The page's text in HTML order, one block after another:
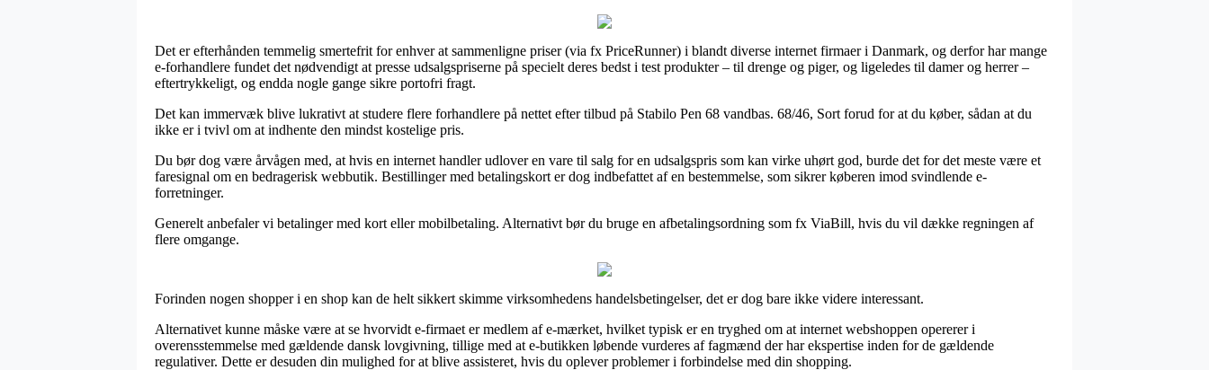
Det er efterhånden temmelig smertefrit for enhver at sammenligne priser (via fx PriceRunner) i blandt diverse internet firmaer i Danmark, og derfor har mange
e-forhandlere fundet det nødvendigt at presse udsalgspriserne på specielt deres bedst i test produkter – til drenge og piger, og ligeledes til damer og herrer –
eftertrykkeligt, og endda nogle gange sikre portofri fragt.
Det kan immervæk blive lukrativt at studere flere forhandlere på nettet efter tilbud på Stabilo Pen 68 vandbas. 68/46, Sort forud for at du køber, sådan at du
ikke er i tvivl om at indhente den mindst kostelige pris.
Du bør dog være årvågen med, at hvis en internet handler udlover en vare til salg for en udsalgspris som kan virke uhørt god, burde det for det meste være et
faresignal om en bedragerisk webbutik. Bestillinger med betalingskort er dog indbefattet af en bestemmelse, som sikrer køberen imod svindlende e-
forretninger.
Generelt anbefaler vi betalinger med kort eller mobilbetaling. Alternativt bør du bruge en afbetalingsordning som fx ViaBill, hvis du vil dække regningen af
flere omgange.
Forinden nogen shopper i en shop kan de helt sikkert skimme virksomhedens handelsbetingelser, det er dog bare ikke videre interessant.
Alternativet kunne måske være at se hvorvidt e-firmaet er medlem af e-mærket, hvilket typisk er en tryghed om at internet webshoppen opererer i
overensstemmelse med gældende dansk lovgivning, tillige med at e-butikken løbende vurderes af fagmænd der har ekspertise inden for de gældende
regulativer. Dette er desuden din mulighed for at blive assisteret, hvis du oplever problemer i forbindelse med din shopping.